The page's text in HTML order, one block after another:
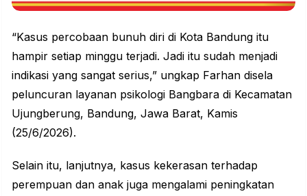
“Kasus percobaan bunuh diri di Kota Bandung itu
hampir setiap minggu terjadi. Jadi itu sudah menjadi
indikasi yang sangat serius,” ungkap Farhan disela
peluncuran layanan psikologi Bangbara di Kecamatan
Ujungberung, Bandung, Jawa Barat, Kamis
(25/6/2026).
Selain itu, lanjutnya, kasus kekerasan terhadap
perempuan dan anak juga mengalami peningkatan